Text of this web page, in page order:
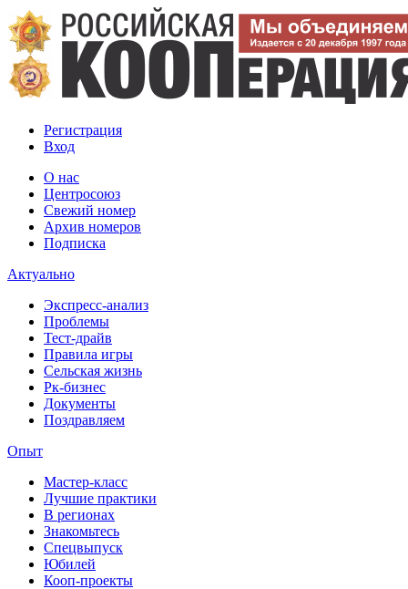
Регистрация
Вход
О нас
Центросоюз
Свежий номер
Архив номеров
Подписка
Актуально
Экспресс-анализ
Проблемы
Тест-драйв
Правила игры
Сельская жизнь
Рк-бизнес
Документы
Поздравляем
Опыт
Мастер-класс
Лучшие практики
В регионах
Знакомьтесь
Спецвыпуск
Юбилей
Кооп-проекты